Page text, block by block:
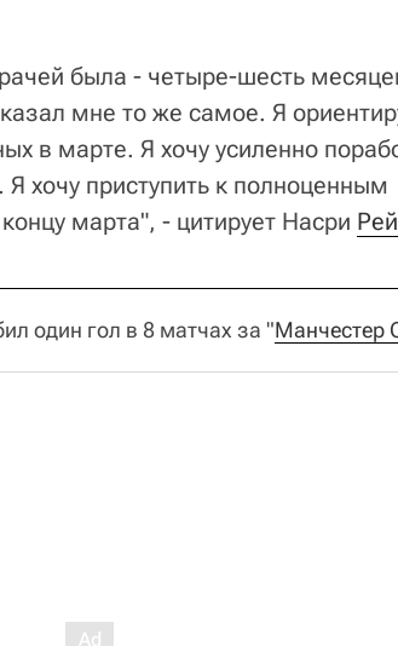
была - четыре-шесть
мне то же самое. Я
в марте. Я хочу усиленно
Я хочу приступить к полноценным
марта", - цитирует Насри
один гол в 8 матчах за "Манчестер